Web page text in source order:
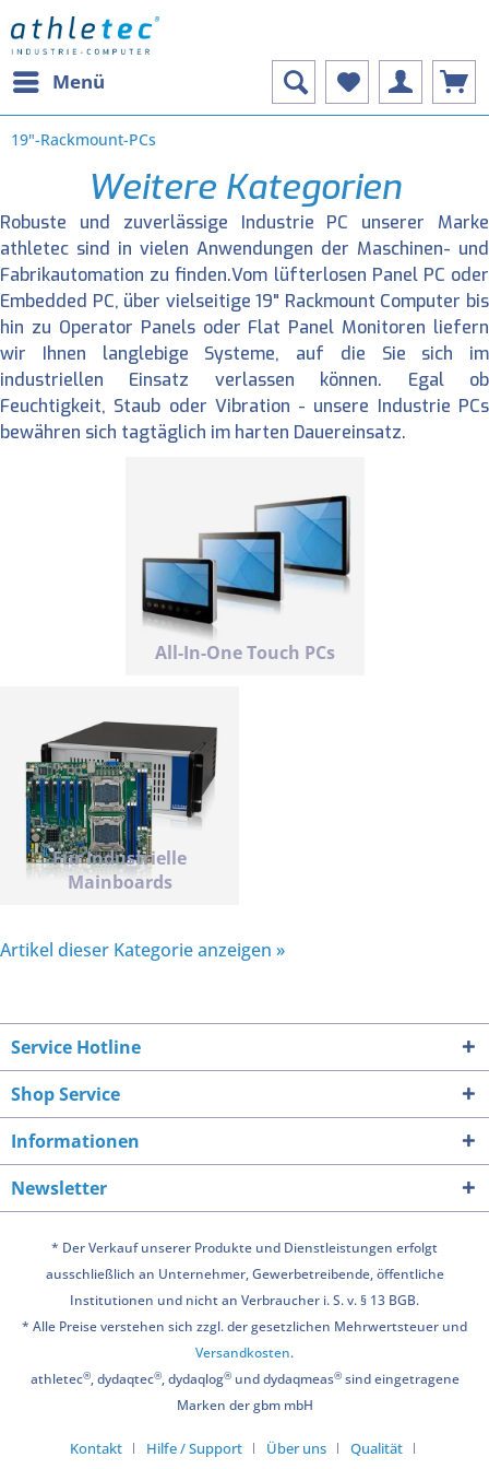
Menü
19"-Rackmount-PCs
Weitere Kategorien
Robuste und zuverlässige Industrie PC unserer Marke
athletec sind in vielen Anwendungen der Maschinen- und
Fabrikautomation zu finden.Vom lüfterlosen Panel PC oder
Embedded PC, über vielseitige 19" Rackmount Computer bis
hin zu Operator Panels oder Flat Panel Monitoren liefern
wir Ihnen langlebige Systeme, auf die Sie sich im
industriellen Einsatz verlassen können. Egal ob
Feuchtigkeit, Staub oder Vibration - unsere Industrie PCs
bewähren sich tagtäglich im harten Dauereinsatz.
All-In-One Touch PCs
Für Industrielle
Mainboards
Artikel dieser Kategorie anzeigen »
Service Hotline
Shop Service
Informationen
Newsletter
* Der Verkauf unserer Produkte und Dienstleistungen erfolgt
ausschließlich an Unternehmer, Gewerbetreibende, öffentliche
Institutionen und nicht an Verbraucher i. S. v. § 13 BGB.
* Alle Preise verstehen sich zzgl. der gesetzlichen Mehrwertsteuer und
Versandkosten.
athletec®, dydaqtec®, dydaqlog®und dydaqmeas®sind eingetragene
Marken der gbm mbH
Kontakt Hilfe / Support Über uns Qualität